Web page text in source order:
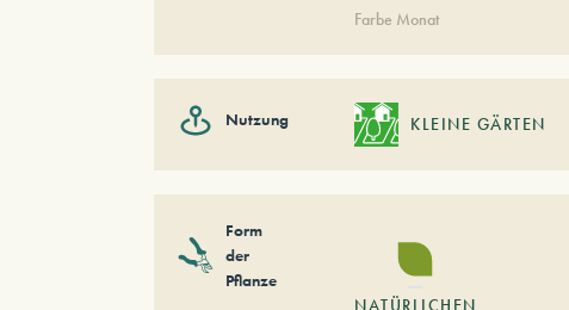
Farbe Monat
Nutzung KLEINE GÄRTEN
Form
der
Pflanze
NATÜRLICHEN